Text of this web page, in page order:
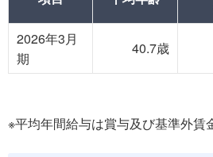
2026年3月
期
40.7歳
※平均年間給与は賞与及び基準外賃